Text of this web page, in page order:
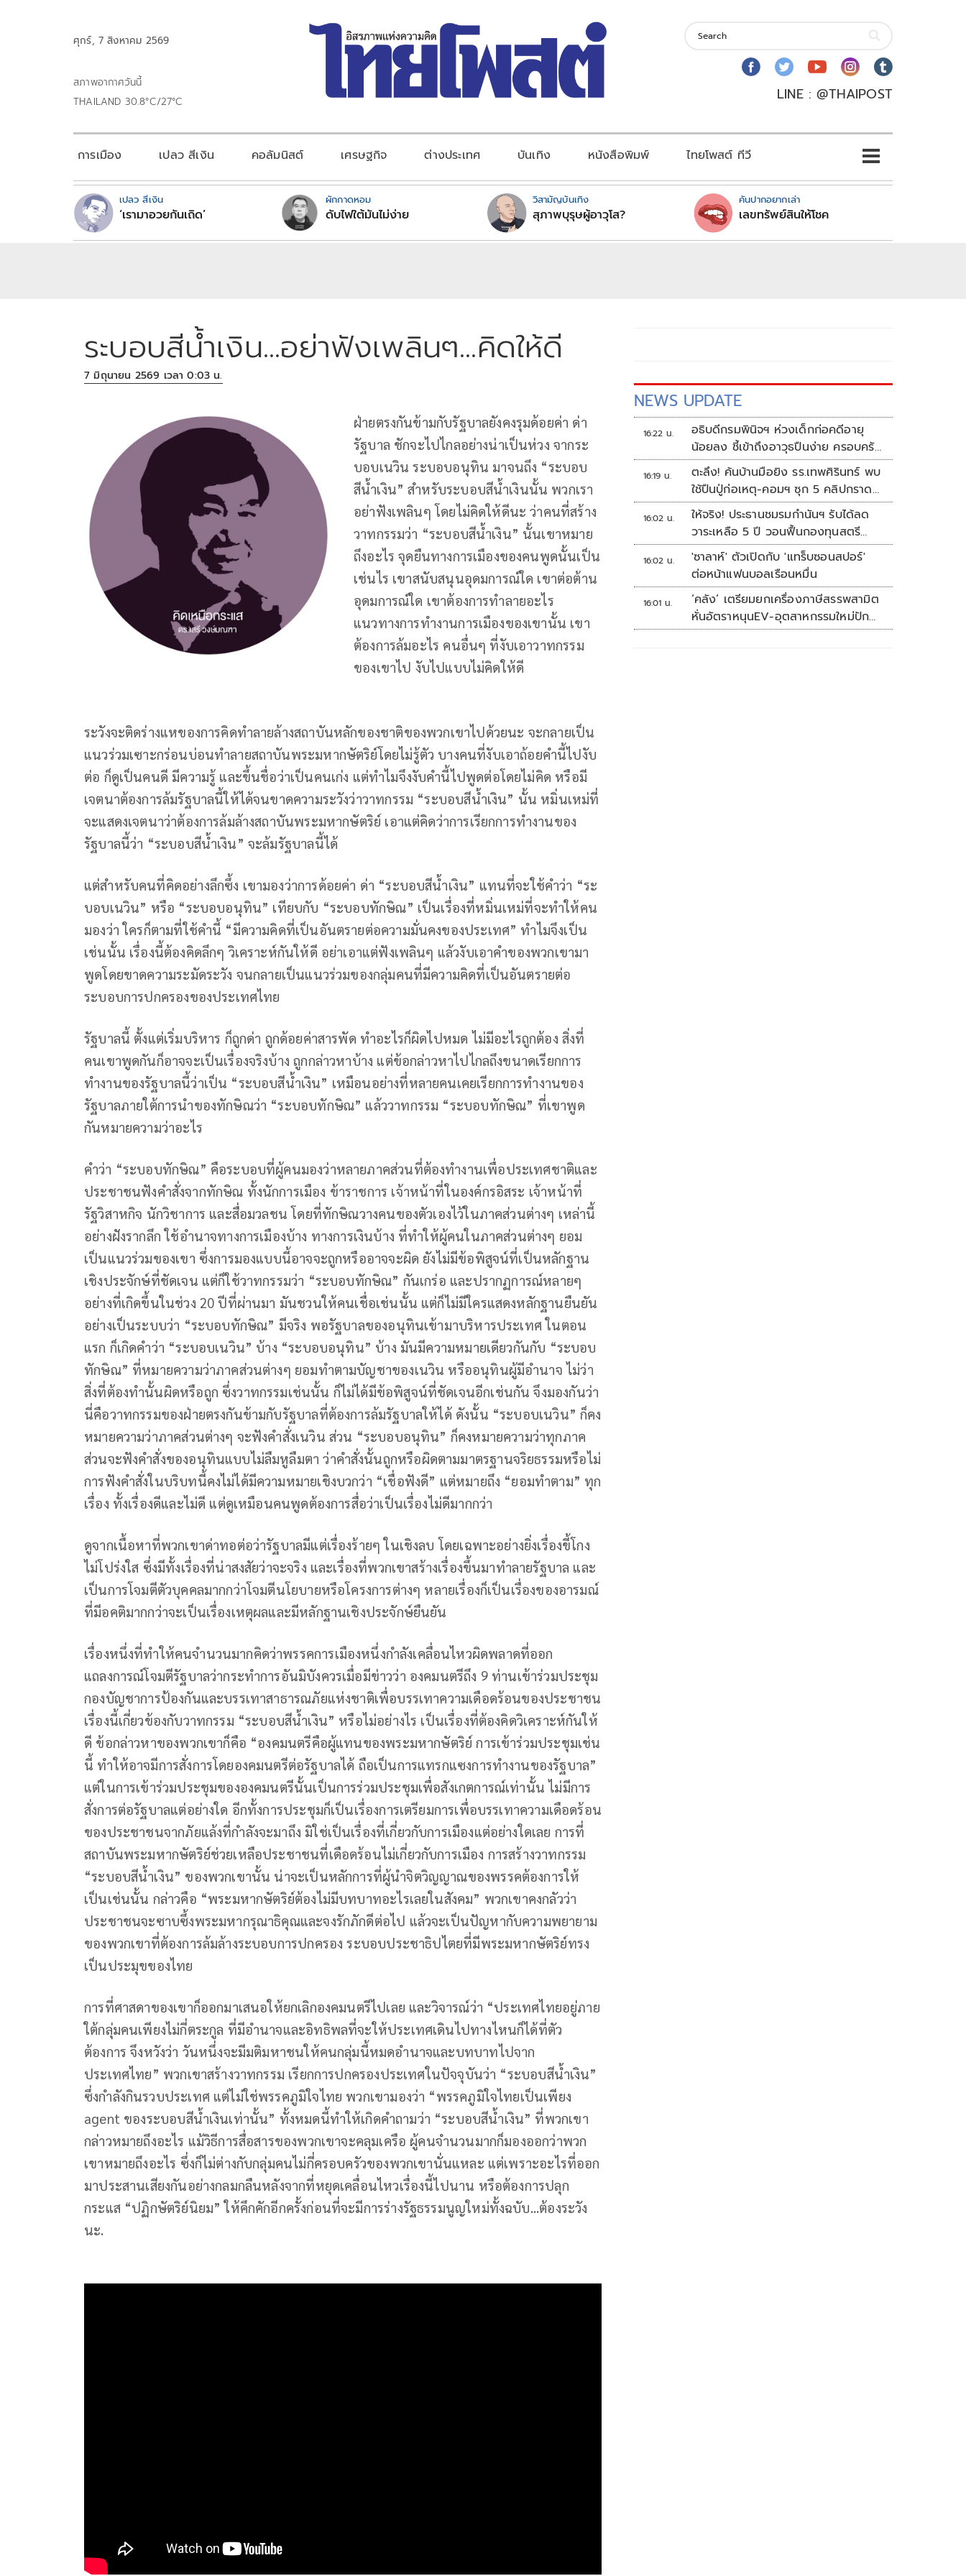
ศุกร์, 7 สิงหาคม 2569
สภาพอากาศวันนี้
THAILAND 30.8°C/27°C
LINE : @THAIPOST
การเมือง เปลว สีเงิน คอลัมนิสต์ เศรษฐกิจ ต่างประเทศ บันเทิง หนังสือพิมพ์ ไทยโพสต์ ทีวี
เปลว สีเงิน
‘เรามาอวยกันเถิด’
ผักกาดหอม
ดับไฟใต้มันไม่ง่าย
วิสามัญบันเทิง
สุภาพบุรุษผู้อาวุโส?
คันปากอยากเล่า
เลขทรัพย์สินให้โชค
ระบอบสีน้ำเงิน...อย่าฟังเพลินๆ...คิดให้ดี
7 มิถุนายน 2569 เวลา 0:03 น.
ฝ่ายตรงกันข้ามกับรัฐบาลยังคงรุมด้อยค่า ด่า
รัฐบาล ชักจะไปไกลอย่างน่าเป็นห่วง จากระ
บอบเนวิน ระบอบอนุทิน มาจนถึง “ระบอบ
สีน้ำเงิน” สำหรับระบอบสีน้ำเงินนั้น พวกเรา
อย่าฟังเพลินๆ โดยไม่คิดให้ดีนะ ว่าคนที่สร้าง
วาทกรรมว่า “ระบอบสีน้ำเงิน” นั้นเขาหมาย
ถึงอะไร จุดยืนทางการเมืองของคนพูดนั้นเป็น
เช่นไร เขาสนับสนุนอุดมการณ์ใด เขาต่อต้าน
อุดมการณ์ใด เขาต้องการทำลายอะไร
แนวทางการทำงานการเมืองของเขานั้น เขา
ต้องการล้มอะไร คนอื่นๆ ที่งับเอาวาทกรรม
ของเขาไป งับไปแบบไม่คิดให้ดี
ระวังจะติดร่างแหของการคิดทำลายล้างสถาบันหลักของชาติของพวกเขาไปด้วยนะ จะกลายเป็น
แนวร่วมเซาะกร่อนบ่อนทำลายสถาบันพระมหากษัตริย์โดยไม่รู้ตัว บางคนที่งับเอาถ้อยคำนี้ไปงับ
ต่อ ก็ดูเป็นคนดี มีความรู้ และขึ้นชื่อว่าเป็นคนเก่ง แต่ทำไมจึงงับคำนี้ไปพูดต่อโดยไม่คิด หรือมี
เจตนาต้องการล้มรัฐบาลนี้ให้ได้จนขาดความระวังว่าวาทกรรม “ระบอบสีน้ำเงิน” นั้น หมิ่นเหม่ที่
จะแสดงเจตนาว่าต้องการล้มล้างสถาบันพระมหากษัตริย์ เอาแต่คิดว่าการเรียกการทำงานของ
รัฐบาลนี้ว่า “ระบอบสีน้ำเงิน” จะล้มรัฐบาลนี้ได้
แต่สำหรับคนที่คิดอย่างลึกซึ้ง เขามองว่าการด้อยค่า ด่า “ระบอบสีน้ำเงิน” แทนที่จะใช้คำว่า “ระ
บอบเนวิน” หรือ “ระบอบอนุทิน” เทียบกับ “ระบอบทักษิณ” เป็นเรื่องที่หมิ่นเหม่ที่จะทำให้คน
มองว่า ใครก็ตามที่ใช้คำนี้ “มีความคิดที่เป็นอันตรายต่อความมั่นคงของประเทศ” ทำไมจึงเป็น
เช่นนั้น เรื่องนี้ต้องคิดลึกๆ วิเคราะห์กันให้ดี อย่าเอาแต่ฟังเพลินๆ แล้วงับเอาคำของพวกเขามา
พูดโดยขาดความระมัดระวัง จนกลายเป็นแนวร่วมของกลุ่มคนที่มีความคิดที่เป็นอันตรายต่อ
ระบอบการปกครองของประเทศไทย
รัฐบาลนี้ ตั้งแต่เริ่มบริหาร ก็ถูกด่า ถูกด้อยค่าสารพัด ทำอะไรก็ผิดไปหมด ไม่มีอะไรถูกต้อง สิ่งที่
คนเขาพูดกันก็อาจจะเป็นเรื่องจริงบ้าง ถูกกล่าวหาบ้าง แต่ข้อกล่าวหาไปไกลถึงขนาดเรียกการ
ทำงานของรัฐบาลนี้ว่าเป็น “ระบอบสีน้ำเงิน” เหมือนอย่างที่หลายคนเคยเรียกการทำงานของ
รัฐบาลภายใต้การนำของทักษิณว่า “ระบอบทักษิณ” แล้ววาทกรรม “ระบอบทักษิณ” ที่เขาพูด
กันหมายความว่าอะไร
คำว่า “ระบอบทักษิณ” คือระบอบที่ผู้คนมองว่าหลายภาคส่วนที่ต้องทำงานเพื่อประเทศชาติและ
ประชาชนฟังคำสั่งจากทักษิณ ทั้งนักการเมือง ข้าราชการ เจ้าหน้าที่ในองค์กรอิสระ เจ้าหน้าที่
รัฐวิสาหกิจ นักวิชาการ และสื่อมวลชน โดยที่ทักษิณวางคนของตัวเองไว้ในภาคส่วนต่างๆ เหล่านี้
อย่างฝังรากลึก ใช้อำนาจทางการเมืองบ้าง ทางการเงินบ้าง ที่ทำให้ผู้คนในภาคส่วนต่างๆ ยอม
เป็นแนวร่วมของเขา ซึ่งการมองแบบนี้อาจจะถูกหรืออาจจะผิด ยังไม่มีข้อพิสูจน์ที่เป็นหลักฐาน
เชิงประจักษ์ที่ชัดเจน แต่ก็ใช้วาทกรรมว่า “ระบอบทักษิณ” กันเกร่อ และปรากฏการณ์หลายๆ
อย่างที่เกิดขึ้นในช่วง 20 ปีที่ผ่านมา มันชวนให้คนเชื่อเช่นนั้น แต่ก็ไม่มีใครแสดงหลักฐานยืนยัน
อย่างเป็นระบบว่า “ระบอบทักษิณ” มีจริง พอรัฐบาลของอนุทินเข้ามาบริหารประเทศ ในตอน
แรก ก็เกิดคำว่า “ระบอบเนวิน” บ้าง “ระบอบอนุทิน” บ้าง มันมีความหมายเดียวกันกับ “ระบอบ
ทักษิณ” ที่หมายความว่าภาคส่วนต่างๆ ยอมทำตามบัญชาของเนวิน หรืออนุทินผู้มีอำนาจ ไม่ว่า
สิ่งที่ต้องทำนั้นผิดหรือถูก ซึ่งวาทกรรมเช่นนั้น ก็ไม่ได้มีข้อพิสูจน์ที่ชัดเจนอีกเช่นกัน จึงมองกันว่า
นี่คือวาทกรรมของฝ่ายตรงกันข้ามกับรัฐบาลที่ต้องการล้มรัฐบาลให้ได้ ดังนั้น “ระบอบเนวิน” ก็คง
หมายความว่าภาคส่วนต่างๆ จะฟังคำสั่งเนวิน ส่วน “ระบอบอนุทิน” ก็คงหมายความว่าทุกภาค
ส่วนจะฟังคำสั่งของอนุทินแบบไม่ลืมหูลืมตา ว่าคำสั่งนั้นถูกหรือผิดตามมาตรฐานจริยธรรมหรือไม่
การฟังคำสั่งในบริบทนี้คงไม่ได้มีความหมายเชิงบวกว่า “เชื่อฟังดี” แต่หมายถึง “ยอมทำตาม” ทุก
เรื่อง ทั้งเรื่องดีและไม่ดี แต่ดูเหมือนคนพูดต้องการสื่อว่าเป็นเรื่องไม่ดีมากกว่า
ดูจากเนื้อหาที่พวกเขาด่าทอต่อว่ารัฐบาลมีแต่เรื่องร้ายๆ ในเชิงลบ โดยเฉพาะอย่างยิ่งเรื่องขี้โกง
ไม่โปร่งใส ซึ่งมีทั้งเรื่องที่น่าสงสัยว่าจะจริง และเรื่องที่พวกเขาสร้างเรื่องขึ้นมาทำลายรัฐบาล และ
เป็นการโจมตีตัวบุคคลมากกว่าโจมตีนโยบายหรือโครงการต่างๆ หลายเรื่องก็เป็นเรื่องของอารมณ์
ที่มีอคติมากกว่าจะเป็นเรื่องเหตุผลและมีหลักฐานเชิงประจักษ์ยืนยัน
เรื่องหนึ่งที่ทำให้คนจำนวนมากคิดว่าพรรคการเมืองหนึ่งกำลังเคลื่อนไหวผิดพลาดที่ออก
แถลงการณ์โจมตีรัฐบาลว่ากระทำการอันมิบังควรเมื่อมีข่าวว่า องคมนตรีถึง 9 ท่านเข้าร่วมประชุม
กองบัญชาการป้องกันและบรรเทาสาธารณภัยแห่งชาติเพื่อบรรเทาความเดือดร้อนของประชาชน
เรื่องนี้เกี่ยวข้องกับวาทกรรม “ระบอบสีน้ำเงิน” หรือไม่อย่างไร เป็นเรื่องที่ต้องคิดวิเคราะห์กันให้
ดี ข้อกล่าวหาของพวกเขาก็คือ “องคมนตรีคือผู้แทนของพระมหากษัตริย์ การเข้าร่วมประชุมเช่น
นี้ ทำให้อาจมีการสั่งการโดยองคมนตรีต่อรัฐบาลได้ ถือเป็นการแทรกแซงการทำงานของรัฐบาล”
แต่ในการเข้าร่วมประชุมขององคมนตรีนั้นเป็นการร่วมประชุมเพื่อสังเกตการณ์เท่านั้น ไม่มีการ
สั่งการต่อรัฐบาลแต่อย่างใด อีกทั้งการประชุมก็เป็นเรื่องการเตรียมการเพื่อบรรเทาความเดือดร้อน
ของประชาชนจากภัยแล้งที่กำลังจะมาถึง มิใช่เป็นเรื่องที่เกี่ยวกับการเมืองแต่อย่างใดเลย การที่
สถาบันพระมหากษัตริย์ช่วยเหลือประชาชนที่เดือดร้อนไม่เกี่ยวกับการเมือง การสร้างวาทกรรม
“ระบอบสีน้ำเงิน” ของพวกเขานั้น น่าจะเป็นหลักการที่ผู้นำจิตวิญญาณของพรรคต้องการให้
เป็นเช่นนั้น กล่าวคือ “พระมหากษัตริย์ต้องไม่มีบทบาทอะไรเลยในสังคม” พวกเขาคงกลัวว่า
ประชาชนจะซาบซึ้งพระมหากรุณาธิคุณและจงรักภักดีต่อไป แล้วจะเป็นปัญหากับความพยายาม
ของพวกเขาที่ต้องการล้มล้างระบอบการปกครอง ระบอบประชาธิปไตยที่มีพระมหากษัตริย์ทรง
เป็นประมุขของไทย
การที่ศาสดาของเขาก็ออกมาเสนอให้ยกเลิกองคมนตรีไปเลย และวิจารณ์ว่า “ประเทศไทยอยู่ภาย
ใต้กลุ่มคนเพียงไม่กี่ตระกูล ที่มีอำนาจและอิทธิพลที่จะให้ประเทศเดินไปทางไหนก็ได้ที่ตัว
ต้องการ จึงหวังว่า วันหนึ่งจะมีมติมหาชนให้คนกลุ่มนี้หมดอำนาจและบทบาทไปจาก
ประเทศไทย” พวกเขาสร้างวาทกรรม เรียกการปกครองประเทศในปัจจุบันว่า “ระบอบสีน้ำเงิน”
ซึ่งกำลังกินรวบประเทศ แต่ไม่ใช่พรรคภูมิใจไทย พวกเขามองว่า “พรรคภูมิใจไทยเป็นเพียง
agent ของระบอบสีน้ำเงินเท่านั้น” ทั้งหมดนี้ทำให้เกิดคำถามว่า “ระบอบสีน้ำเงิน” ที่พวกเขา
กล่าวหมายถึงอะไร แม้วิธีการสื่อสารของพวกเขาจะคลุมเครือ ผู้คนจำนวนมากก็มองออกว่าพวก
เขาหมายถึงอะไร ซึ่งก็ไม่ต่างกับกลุ่มคนไม่กี่ครอบครัวของพวกเขานั่นแหละ แต่เพราะอะไรที่ออก
มาประสานเสียงกันอย่างกลมกลืนหลังจากที่หยุดเคลื่อนไหวเรื่องนี้ไปนาน หรือต้องการปลุก
กระแส “ปฏิกษัตริย์นิยม” ให้คึกคักอีกครั้งก่อนที่จะมีการร่างรัฐธรรมนูญใหม่ทั้งฉบับ...ต้องระวัง
นะ.
NEWS UPDATE
16:22 น.
อธิบดีกรมพินิจฯ ห่วงเด็กก่อคดีอายุ
น้อยลง ชี้เข้าถึงอาวุธปืนง่าย ครอบครัว
แตกแยกเป็นชนวนสำคัญ
16:19 น.
ตะลึง! ค้นบ้านมือยิง รร.เทพศิรินทร์ พบ
ใช้ปืนปู่ก่อเหตุ-คอมฯ ซุก 5 คลิปกราด
ยิง
16:02 น.
ให้จริง! ประธานชมรมกำนันฯ รับได้ลด
วาระเหลือ 5 ปี วอนฟื้นกองทุนสตรี
อำเภอละล้าน
16:02 น.
'ซาลาห์' ตัวเปิดกับ 'แทร็บซอนสปอร์'
ต่อหน้าแฟนบอลเรือนหมื่น
16:01 น.
‘คลัง’ เตรียมยกเครื่องภาษีสรรพสามิต
หั่นอัตราหนุนEV-อุตสาหกรรมใหม่ปัก
หมุดไทย